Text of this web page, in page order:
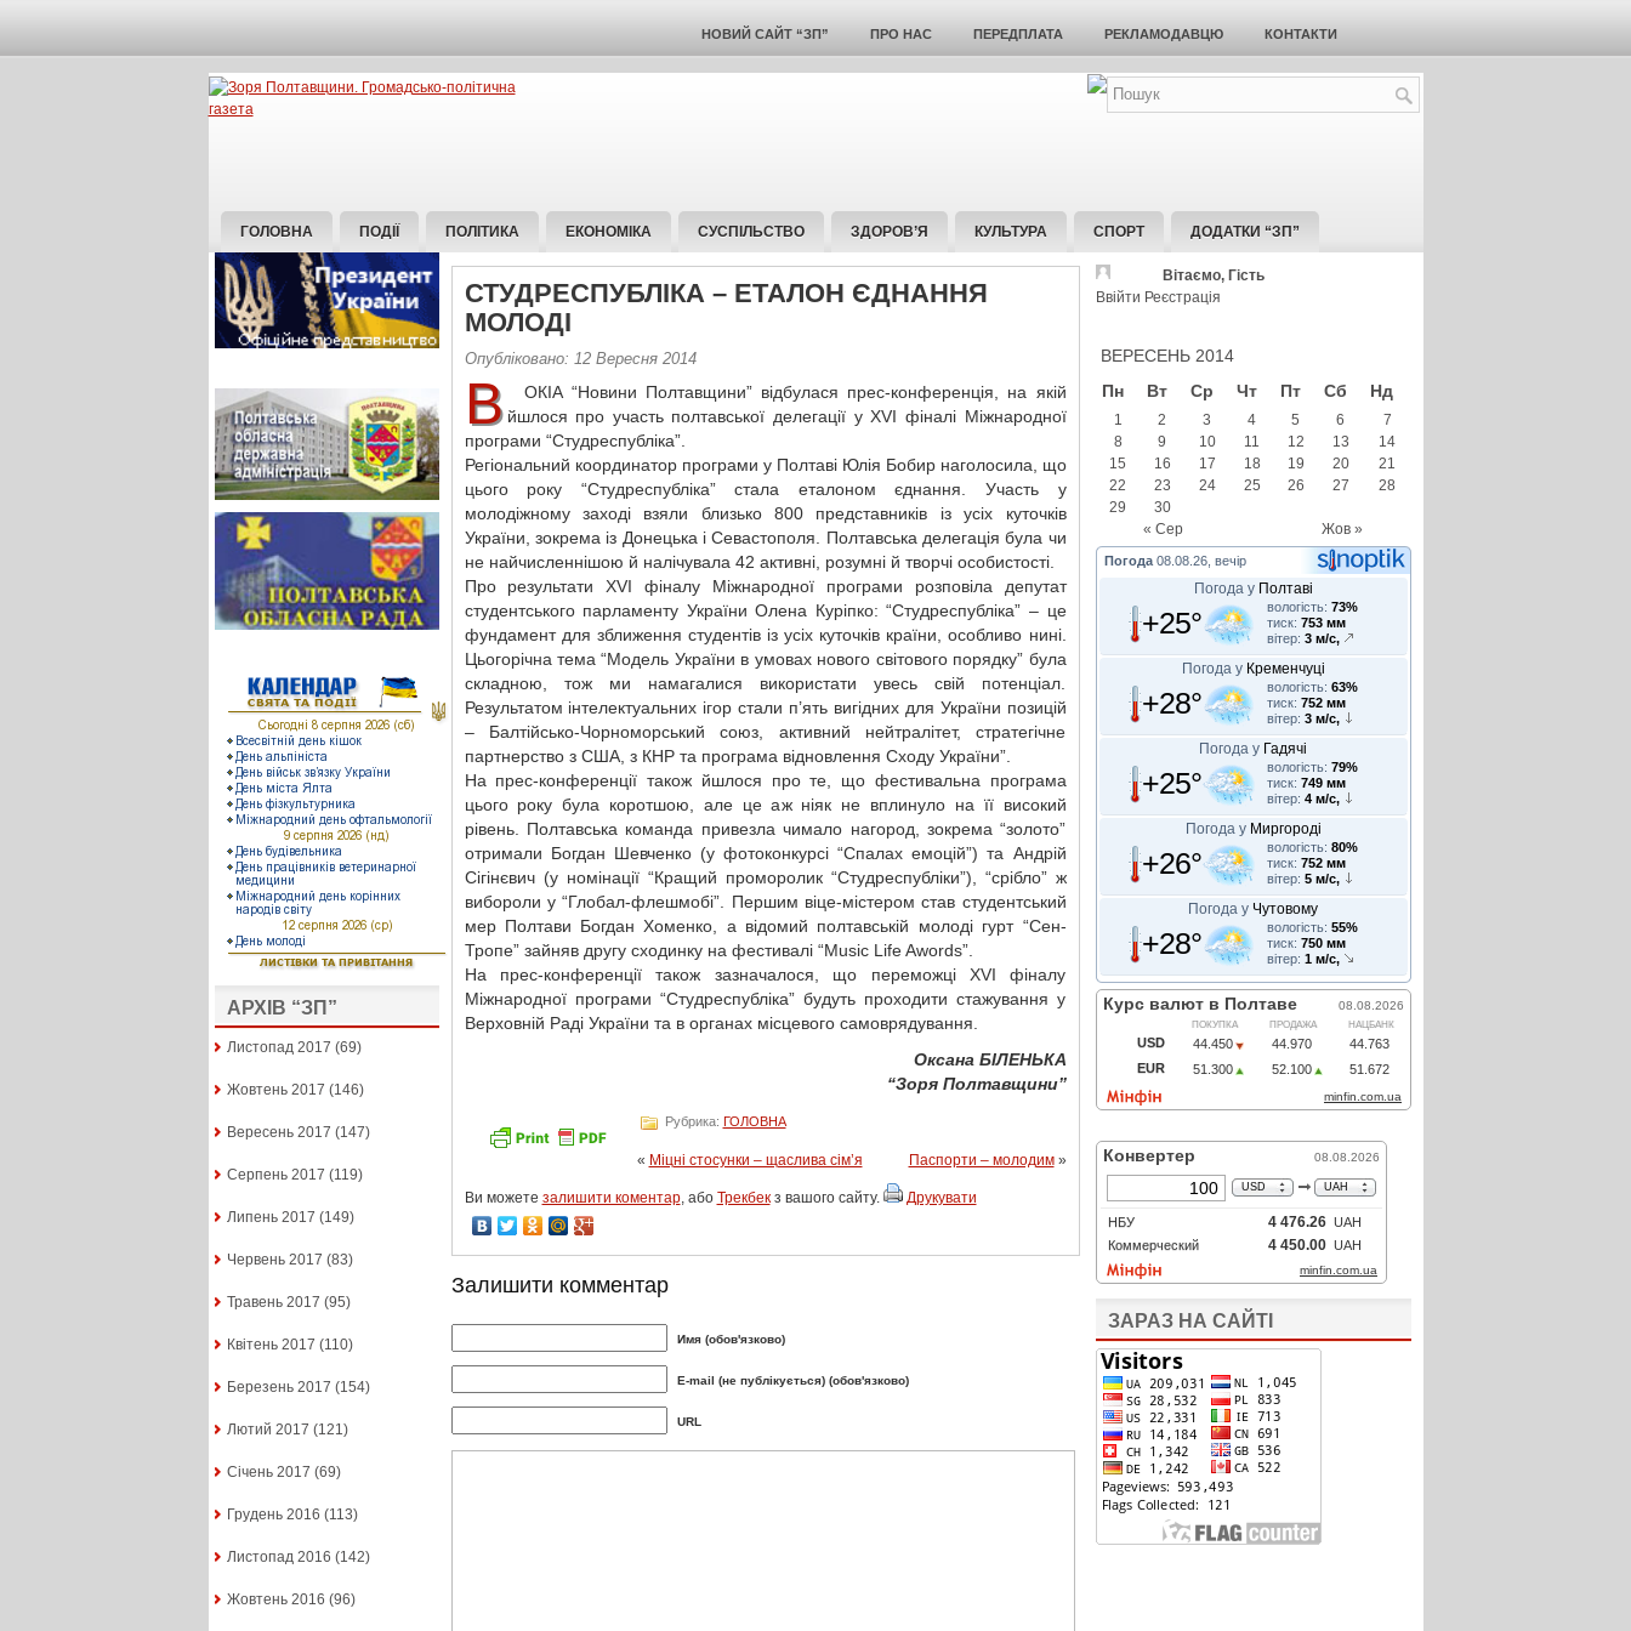
НОВИЙ САЙТ “ЗП” ПРО НАС ПЕРЕДПЛАТА РЕКЛАМОДАВЦЮ КОНТАКТИ
ГОЛОВНА ПОДІЇ ПОЛІТИКА ЕКОНОМІКА СУСПІЛЬСТВО ЗДОРОВ’Я КУЛЬТУРА СПОРТ ДОДАТКИ “ЗП”
АРХІВ “ЗП”
Листопад 2017 (69)
Жовтень 2017 (146)
Вересень 2017 (147)
Серпень 2017 (119)
Липень 2017 (149)
Червень 2017 (83)
Травень 2017 (95)
Квітень 2017 (110)
Березень 2017 (154)
Лютий 2017 (121)
Січень 2017 (69)
Грудень 2016 (113)
Листопад 2016 (142)
Жовтень 2016 (96)
СТУДРЕСПУБЛІКА – ЕТАЛОН ЄДНАННЯ
МОЛОДІ
Опубліковано: 12 Вересня 2014
В
ОКІА “Новини Полтавщини” відбулася прес-конференція, на якій
йшлося про участь полтавської делегації у ХVI фіналі Міжнародної
програми “Студреспубліка”.
Регіональний координатор програми у Полтаві Юлія Бобир наголосила, що
цього року “Студреспубліка” стала еталоном єднання. Участь у
молодіжному заході взяли близько 800 представників із усіх куточків
України, зокрема із Донецька і Севастополя. Полтавська делегація була чи
не найчисленнішою й налічувала 42 активні, розумні й творчі особистості.
Про результати ХVI фіналу Міжнародної програми розповіла депутат
студентського парламенту України Олена Куріпко: “Студреспубліка” – це
фундамент для зближення студентів із усіх куточків країни, особливо нині.
Цьогорічна тема “Модель України в умовах нового світового порядку” була
складною, тож ми намагалися використати увесь свій потенціал.
Результатом інтелектуальних ігор стали п’ять вигідних для України позицій
– Балтійсько-Чорноморський союз, активний нейтралітет, стратегічне
партнерство з США, з КНР та програма відновлення Сходу України”.
На прес-конференції також йшлося про те, що фестивальна програма
цього року була коротшою, але це аж ніяк не вплинуло на її високий
рівень. Полтавська команда привезла чимало нагород, зокрема “золото”
отримали Богдан Шевченко (у фотоконкурсі “Спалах емоцій”) та Андрій
Сігінєвич (у номінації “Кращий проморолик “Студреспубліки”), “срібло” ж
вибороли у “Глобал-флешмобі”. Першим віце-містером став студентський
мер Полтави Богдан Хоменко, а відомий полтавській молоді гурт “Сен-
Тропе” зайняв другу сходинку на фестивалі “Music Life Awords”.
На прес-конференції також зазначалося, що переможці ХVI фіналу
Міжнародної програми “Студреспубліка” будуть проходити стажування у
Верховній Раді України та в органах місцевого самоврядування.
Оксана БІЛЕНЬКА
“Зоря Полтавщини”
Рубрика: ГОЛОВНА
« Міцні стосунки – щаслива сім’я Паспорти – молодим»
Ви можете залишити коментар, або Трекбекз вашого сайту. Друкувати
Залишити комментар
Имя (обов'язково)
E-mail (не публікується) (обов'язково)
URL
Вітаємо, Гість
Ввійти Реєстрація
ВЕРЕСЕНЬ 2014
Пн
Вт Ср Чт Пт Сб Нд
« Сер Жов »
1 2 3 4 5 6
7
8
9 10 11 12 13
14
15
16 17 18 19 20
21
22
23 24 25 26 27
28
29
30
Погода 08.08.26, вечір
Погода у Полтаві
+25° вологість: 73%
тиск: 753 мм
вітер: 3 м/с,
Погода у Кременчуці
+28° вологість: 63%
тиск: 752 мм
вітер: 3 м/с,
Погода у Гадячі
+25° вологість: 79%
тиск: 749 мм
вітер: 4 м/с,
Погода у Миргороді
+26° вологість: 80%
тиск: 752 мм
вітер: 5 м/с,
Погода у Чутовому
+28° вологість: 55%
тиск: 750 мм
вітер: 1 м/с,
ЗАРАЗ НА САЙТІ